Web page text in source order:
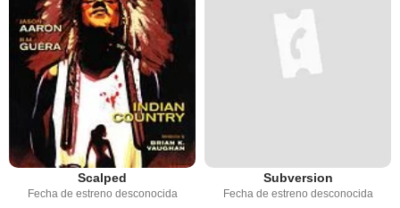
Scalped
Fecha de estreno desconocida
Subversion
Fecha de estreno desconocida